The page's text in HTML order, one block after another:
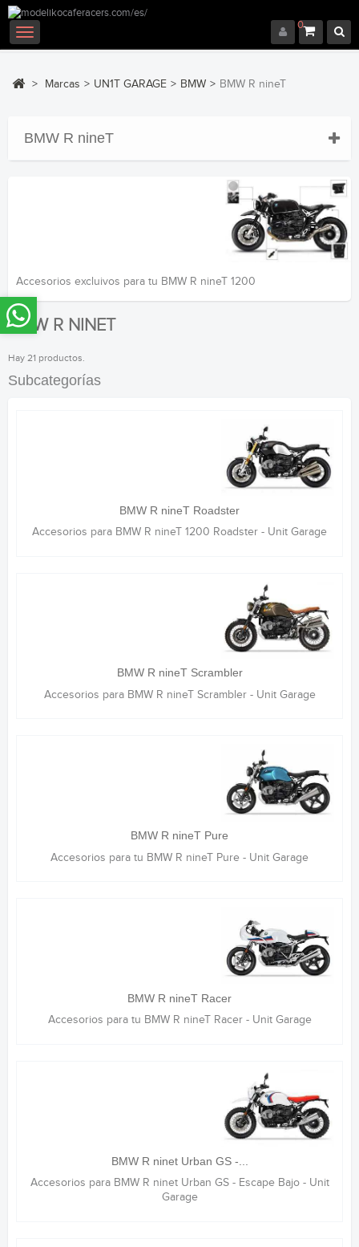
0
Navegación
Toggle
> Marcas > UN1T GARAGE > BMW > BMW R nineT
BMW R nineT
Accesorios excluivos para tu BMW R nineT 1200
BMW R NINET
Hay 21 productos.
Subcategorías
BMW R nineT Roadster
Accesorios para BMW R nineT 1200 Roadster - Unit Garage
BMW R nineT Scrambler
Accesorios para BMW R nineT Scrambler - Unit Garage
BMW R nineT Pure
Accesorios para tu BMW R nineT Pure - Unit Garage
BMW R nineT Racer
Accesorios para tu BMW R nineT Racer - Unit Garage
BMW R ninet Urban GS -...
Accesorios para BMW R ninet Urban GS - Escape Bajo - Unit
Garage